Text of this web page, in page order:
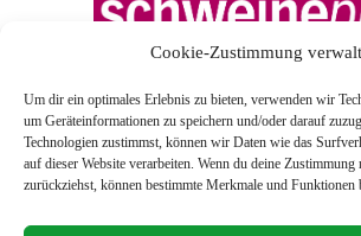
Cookie-Zustimmung
Um dir ein optimales Erlebnis zu bieten, verwenden wir
um Geräteinformationen zu speichern und/oder darauf
Technologien zustimmst, können wir Daten wie das
auf dieser Website verarbeiten. Wenn du deine Zustimmung
zurückziehst, können bestimmte Merkmale und Funktionen